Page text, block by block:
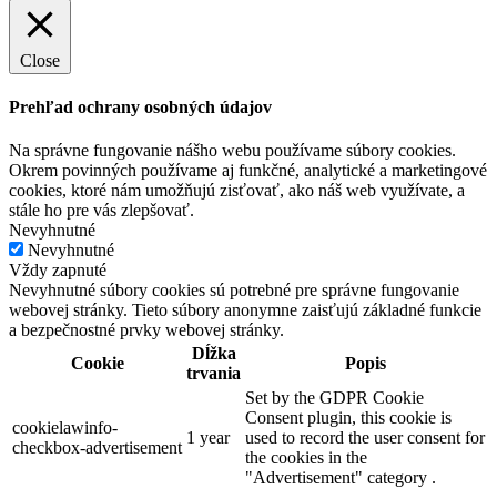
Close
Prehľad ochrany osobných údajov
Na správne fungovanie nášho webu používame súbory cookies.
Okrem povinných používame aj funkčné, analytické a marketingové
cookies, ktoré nám umožňujú zisťovať, ako náš web využívate, a
stále ho pre vás zlepšovať.
Nevyhnutné
Nevyhnutné
Vždy zapnuté
Nevyhnutné súbory cookies sú potrebné pre správne fungovanie
webovej stránky. Tieto súbory anonymne zaisťujú základné funkcie
a bezpečnostné prvky webovej stránky.
Cookie
Dĺžka
trvania
Popis
cookielawinfo-
checkbox-advertisement
1 year
Set by the GDPR Cookie
Consent plugin, this cookie is
used to record the user consent for
the cookies in the
"Advertisement" category .